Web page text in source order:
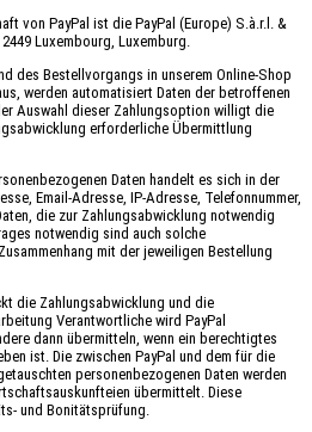
von PayPal ist die PayPal (Europe) S.à.r.l. &
Luxembourg, Luxemburg.
des Bestellvorgangs in unserem Online-Shop
werden automatisiert Daten der betroffenen
Auswahl dieser Zahlungsoption willigt die
erforderliche Übermittlung
Daten handelt es sich in der
Email-Adresse, IP-Adresse, Telefonnummer,
die zur Zahlungsabwicklung notwendig
notwendig sind auch solche
mit der jeweiligen Bestellung
die Zahlungsabwicklung und die
Verantwortliche wird PayPal
dann übermitteln, wenn ein berechtigtes
ist. Die zwischen PayPal und dem für die
personenbezogenen Daten werden
übermittelt. Diese
und Bonitätsprüfung.